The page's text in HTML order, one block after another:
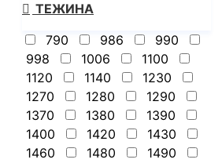
ТЕЖИНА
790
986
990
998
1006
1100
1120
1140
1230
1270
1280
1290
1370
1380
1390
1400
1420
1430
1460
1480
1490